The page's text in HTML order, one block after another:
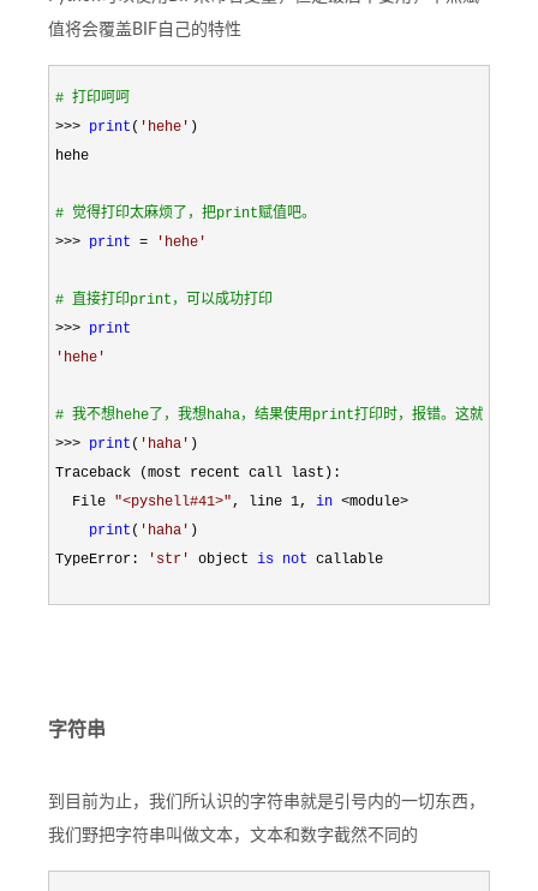
值将会覆盖BIF自己的特性
# 打印呵呵
>>> print ( ' hehe ' )
hehe
# 觉得打印太麻烦了，把print赋值吧。
>>> print = ' hehe '
# 直接打印print，可以成功打印
>>> print
' hehe '
# 我不想hehe了，我想haha，结果使用print打印时，报错。这就是BIF
>>> print ( ' haha ' )
Traceback (most recent call last):
  File
"<pyshell#41>", line 1, in <module>
print ( ' haha ' )
TypeError:
' str ' object is not callable
字符串
到目前为止，我们所认识的字符串就是引号内的一切东西，
我们野把字符串叫做文本，文本和数字截然不同的